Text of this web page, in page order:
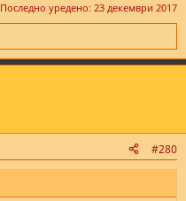
Последно уредено: 23 декември 2017
#280